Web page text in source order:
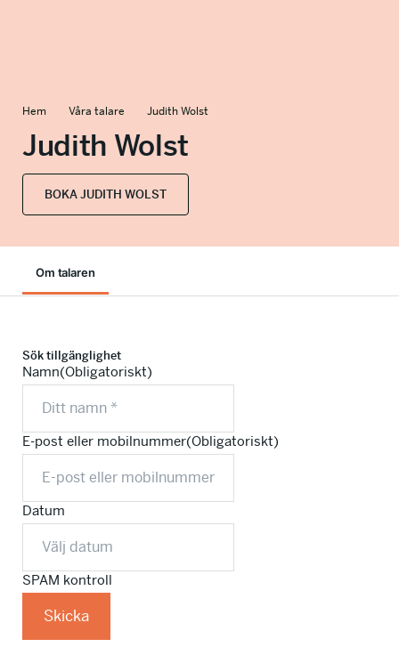
Hem Våra talare Judith Wolst
Judith Wolst
BOKA JUDITH WOLST
Om talaren
Sök tillgänglighet
Namn(Obligatoriskt)
E-post eller mobilnummer(Obligatoriskt)
Datum
SPAM kontroll